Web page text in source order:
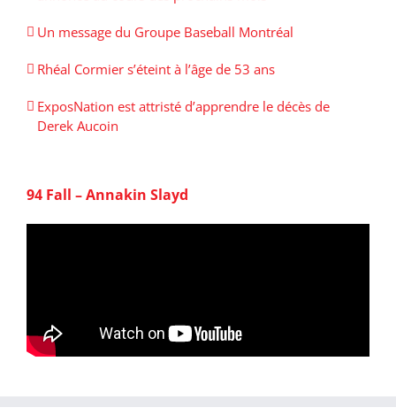
Un message du Groupe Baseball Montréal
Rhéal Cormier s’éteint à l’âge de 53 ans
ExposNation est attristé d’apprendre le décès de
Derek Aucoin
94 Fall – Annakin Slayd